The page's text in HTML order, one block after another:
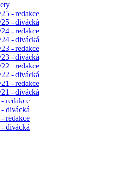
- redakce
- divácká
- redakce
- divácká
- redakce
- divácká
- redakce
- divácká
- redakce
- divácká
redakce
divácká
redakce
divácká